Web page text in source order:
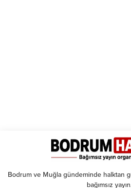
Bodrum ve Muğla gündeminde halktan
bağımsız